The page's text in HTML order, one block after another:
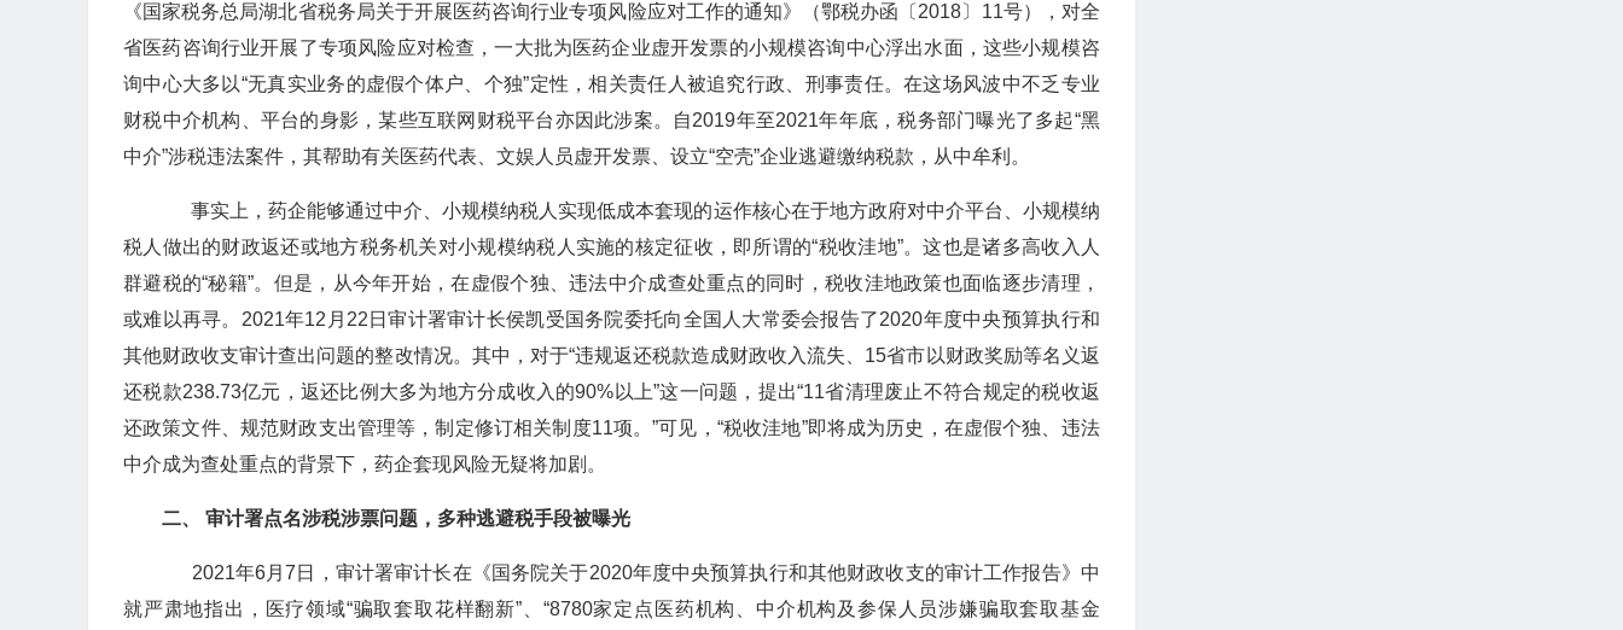
《国家税务总局湖北省税务局关于开展医药咨询行业专项风险应对工作的通知》（鄂税办函〔2018〕11号），对全
省医药咨询行业开展了专项风险应对检查，一大批为医药企业虚开发票的小规模咨询中心浮出水面，这些小规模咨
询中心大多以“无真实业务的虚假个体户、个独”定性，相关责任人被追究行政、刑事责任。在这场风波中不乏专业
财税中介机构、平台的身影，某些互联网财税平台亦因此涉案。自2019年至2021年年底，税务部门曝光了多起“黑
中介”涉税违法案件，其帮助有关医药代表、文娱人员虚开发票、设立“空壳”企业逃避缴纳税款，从中牟利。
事实上，药企能够通过中介、小规模纳税人实现低成本套现的运作核心在于地方政府对中介平台、小规模纳
税人做出的财政返还或地方税务机关对小规模纳税人实施的核定征收，即所谓的“税收洼地”。这也是诸多高收入人
群避税的“秘籍”。但是，从今年开始，在虚假个独、违法中介成查处重点的同时，税收洼地政策也面临逐步清理，
或难以再寻。2021年12月22日审计署审计长侯凯受国务院委托向全国人大常委会报告了2020年度中央预算执行和
其他财政收支审计查出问题的整改情况。其中，对于“违规返还税款造成财政收入流失、15省市以财政奖励等名义返
还税款238.73亿元，返还比例大多为地方分成收入的90%以上”这一问题，提出“11省清理废止不符合规定的税收返
还政策文件、规范财政支出管理等，制定修订相关制度11项。”可见，“税收洼地”即将成为历史，在虚假个独、违法
中介成为查处重点的背景下，药企套现风险无疑将加剧。
二、 审计署点名涉税涉票问题，多种逃避税手段被曝光
2021年6月7日，审计署审计长在《国务院关于2020年度中央预算执行和其他财政收支的审计工作报告》中
就严肃地指出，医疗领域“骗取套取花样翻新”、“8780家定点医药机构、中介机构及参保人员涉嫌骗取套取基金